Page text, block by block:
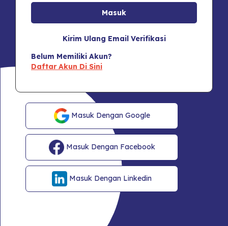
Kirim Ulang Email Verifikasi
Belum Memiliki Akun?
Daftar Akun Di Sini
Masuk Dengan Google
Masuk Dengan Facebook
Masuk Dengan Linkedin